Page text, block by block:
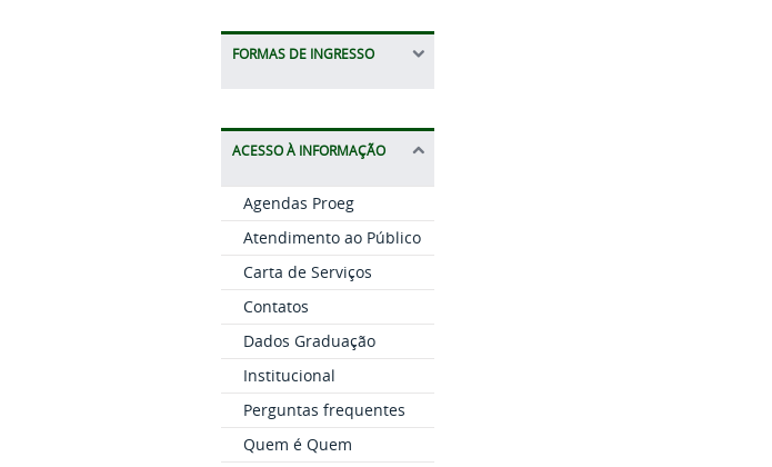
FORMAS DE INGRESSO
ACESSO À INFORMAÇÃO
Agendas Proeg
Atendimento ao Público
Carta de Serviços
Contatos
Dados Graduação
Institucional
Perguntas frequentes
Quem é Quem